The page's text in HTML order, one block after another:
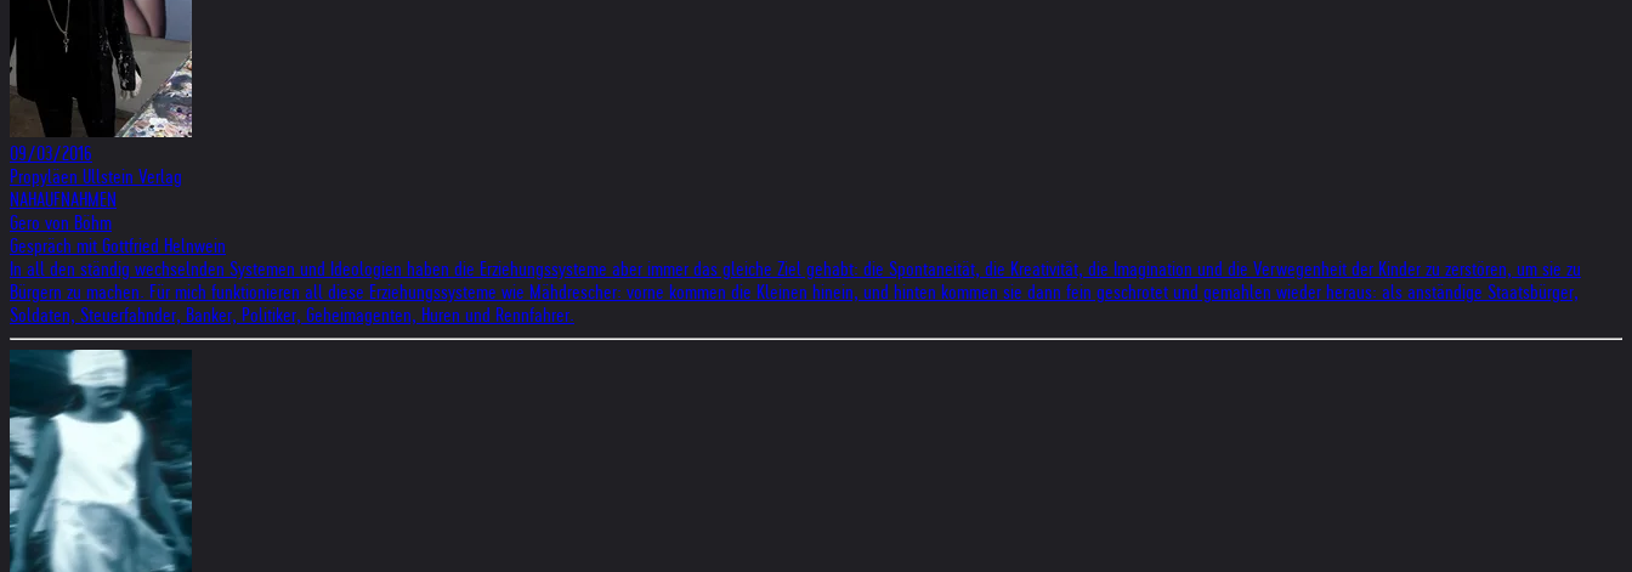
09/03/2016
Propyläen Ullstein Verlag
NAHAUFNAHMEN
Gero von Böhm
Gespräch mit Gottfried Helnwein
In all den ständig wechselnden Systemen und Ideologien haben die Erziehungssysteme aber immer das gleiche Ziel gehabt: die Spontaneität, die Kreativität, die Imagination und die Verwegenheit der Kinder zu zerstören, um sie zu
Bürgern zu machen. Für mich funktionieren all diese Erziehungssysteme wie Mähdrescher: vorne kommen die Kleinen hinein, und hinten kommen sie dann fein geschrotet und gemahlen wieder heraus: als anständige Staatsbürger,
Soldaten, Steuerfahnder, Banker, Politiker, Geheimagenten, Huren und Rennfahrer.